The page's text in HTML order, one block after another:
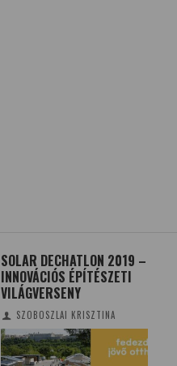
SOLAR DECHATLON 2019 –
INNOVÁCIÓS ÉPÍTÉSZETI
VILÁGVERSENY
SZOBOSZLAI KRISZTINA